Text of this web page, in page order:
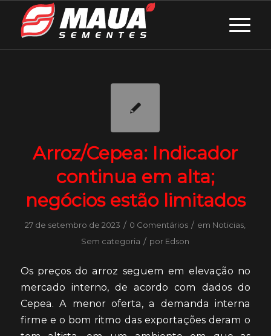
Arroz/Cepea: Indicador
continua em alta;
negócios estão limitados
27 de setembro de 2023 / 0 Comentários / em Noticias
Sem categoria / por Edson
Os preços do arroz seguem em elevação no
mercado interno, de acordo com dados do
Cepea. A menor oferta, a demanda interna
firme e o bom ritmo das exportações deram o